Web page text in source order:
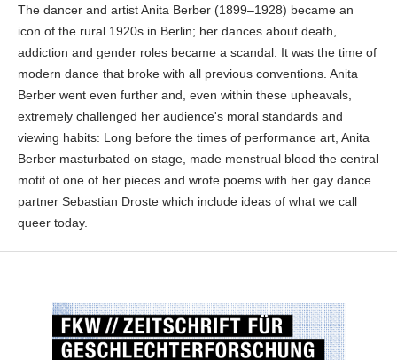
The dancer and artist Anita Berber (1899–1928) became an
icon of the rural 1920s in Berlin; her dances about death,
addiction and gender roles became a scandal. It was the time of
modern dance that broke with all previous conventions. Anita
Berber went even further and, even within these upheavals,
extremely challenged her audience's moral standards and
viewing habits: Long before the times of performance art, Anita
Berber masturbated on stage, made menstrual blood the central
motif of one of her pieces and wrote poems with her gay dance
partner Sebastian Droste which include ideas of what we call
queer today.